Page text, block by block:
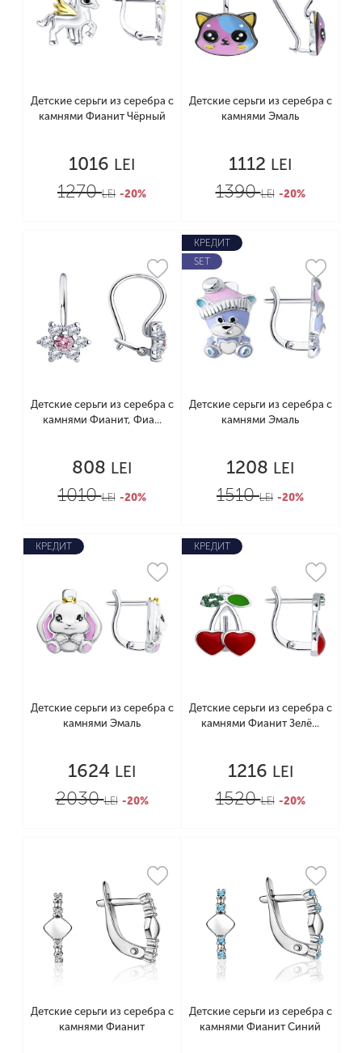
Детские серьги из серебра с
камнями Фианит Чёрный
1016 LEI
1270LEI -20%
Детские серьги из серебра с
камнями Эмаль
1112 LEI
1390LEI -20%
Детские серьги из серебра с
камнями Фианит, Фиа...
808 LEI
1010LEI -20%
КРЕДИТ
SET
Детские серьги из серебра с
камнями Эмаль
1208 LEI
1510LEI -20%
КРЕДИТ
Детские серьги из серебра с
камнями Эмаль
1624 LEI
2030LEI -20%
КРЕДИТ
Детские серьги из серебра с
камнями Фианит Зелё...
1216 LEI
1520LEI -20%
Детские серьги из серебра с
камнями Фианит
Детские серьги из серебра с
камнями Фианит Синий